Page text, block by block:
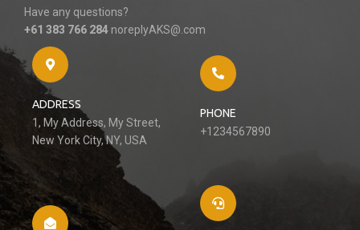
Have any questions?
+61 383 766 284 noreplyAKS@.com
ADDRESS
1, My Address, My Street,
New York City, NY, USA
PHONE
+1234567890